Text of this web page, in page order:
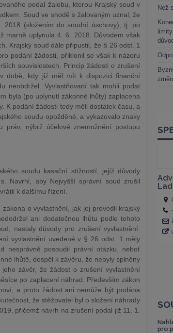
podal žalobu, kterou Krajský soud v
Soud ve shodě s žalovaným uznal, že
2018 (složením do soudní úschovy), tj. po
marně uplynula 4. 6. 2018. Důvodem však
Krajský soud dále připustil, že § 26 odst. 1
podání žádosti, přiklonil se však k názoru
souvislostech. Princip žádosti o zrušení
době, kdy již měl mít k dispozici finanční
neobdržel. Vyvlastňovaní tak mohli podat
byla (po uplynutí zákonné lhůty) zaplacena
K podání žádosti tedy měli dostatek času, a
soudu opožděné, a vykazovalo znaky
nýbrž účelové znemožnění postupu
soudu kasační stížností, jejíž důvody
aby Nejvyšší správní soud zrušil
k dalšímu řízení.
o vyvlastnění, jak jej provedli krajský
ani dodatečnou lhůtu podle tohoto
nastaly důvody pro zrušení vyvlastnění.
vyvlastnění uvedené v § 26 odst. 1 měly
nesprávně posoudil právní otázku, neboť
lhůtě, dospěl k závěru, že nebyly splněny
závěr, že žádost o zrušení vyvlastnění
po zaplacení náhrad. Především zákon
a proto žádost ani nemůže být podána
že stěžovatel byl o složení náhrady
přičemž návrh na zrušení podal již 11. 1.
Než
pro